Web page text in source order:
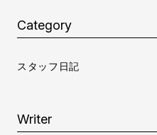
Category
スタッフ日記
Writer